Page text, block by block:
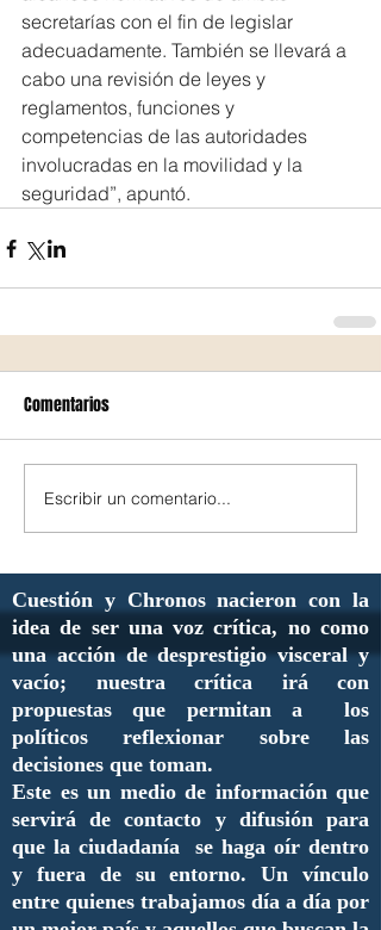
secretarías con el fin de legislar
adecuadamente. También se llevará a
cabo una revisión de leyes y
reglamentos, funciones y
competencias de las autoridades
involucradas en la movilidad y la
seguridad”, apuntó.
Comentarios
Escribir un comentario...
Cuestión y Chronos nacieron con la
idea de ser una voz crítica, no como
una acción de desprestigio visceral y
vacío; nuestra crítica irá con
propuestas que permitan a los
políticos reflexionar sobre las
decisiones que toman.
Este es un medio de información que
servirá de contacto y difusión para
que la ciudadanía se haga oír dentro
y fuera de su entorno. Un vínculo
entre quienes trabajamos día a día por